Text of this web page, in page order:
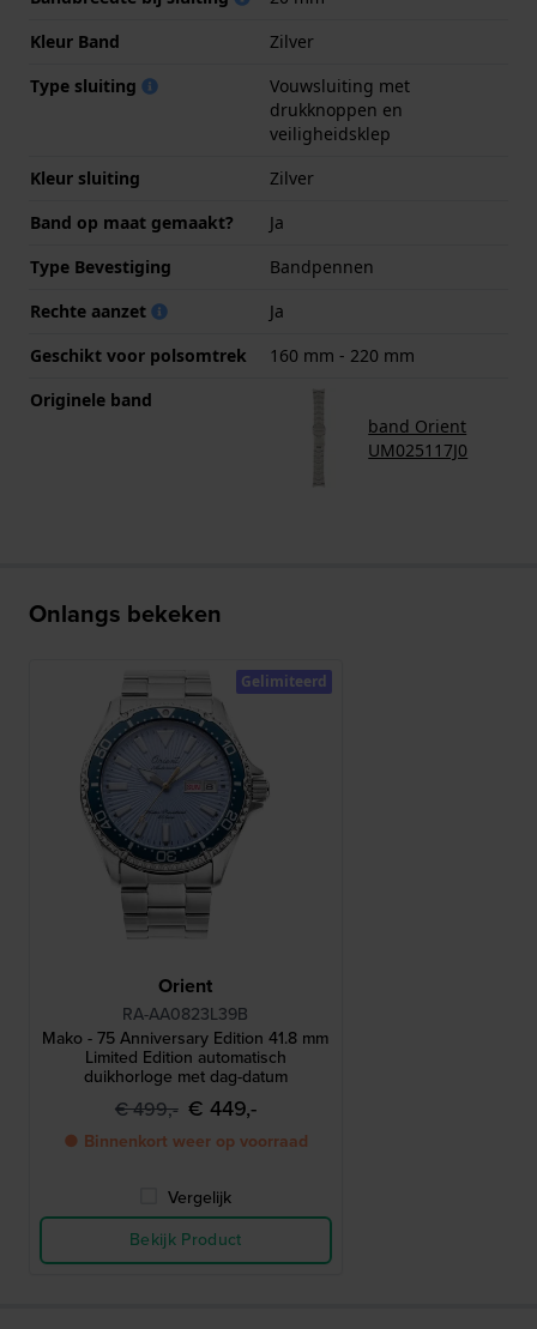
Kleur Band
Zilver
Type sluiting
Vouwsluiting met
drukknoppen en
veiligheidsklep
Kleur sluiting
Zilver
Band op maat gemaakt?
Ja
Type Bevestiging
Bandpennen
Rechte aanzet
Ja
Geschikt voor polsomtrek
160 mm - 220 mm
Originele band
band Orient
UM025117J0
Onlangs bekeken
Orient
RA-AA0823L39B
Mako - 75 Anniversary Edition 41.8 mm
Limited Edition automatisch
duikhorloge met dag-datum
€ 499,- € 449,-
● Binnenkort weer op voorraad
Vergelijk
Bekijk Product
Gelimiteerd